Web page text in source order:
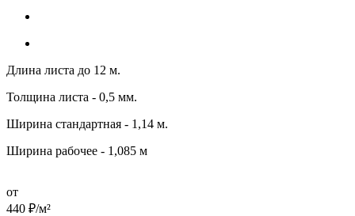
Длина листа до 12 м.
Толщина листа - 0,5 мм.
Ширина стандартная - 1,14 м.
Ширина рабочее - 1,085 м
от
440 ₽/м²